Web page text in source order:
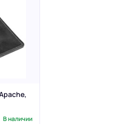
В наличии